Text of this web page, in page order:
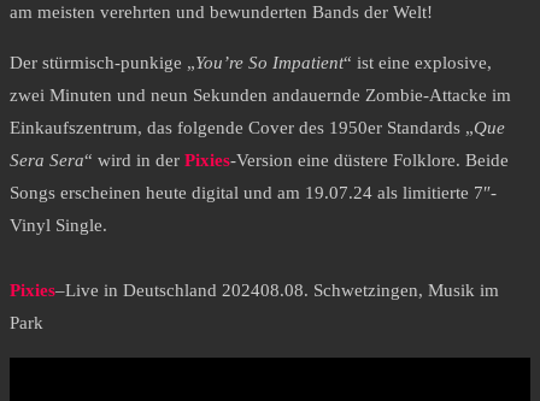
am meisten verehrten und bewunderten Bands der Welt!
Der stürmisch-punkige „You’re So Impatient“ ist eine explosive,
zwei Minuten und neun Sekunden andauernde Zombie-Attacke im
Einkaufszentrum, das folgende Cover des 1950er Standards „Que
Sera Sera“ wird in der Pixies-Version eine düstere Folklore. Beide
Songs erscheinen heute digital und am 19.07.24 als limitierte 7″-
Vinyl Single.
Pixies–Live in Deutschland 202408.08. Schwetzingen, Musik im
Park